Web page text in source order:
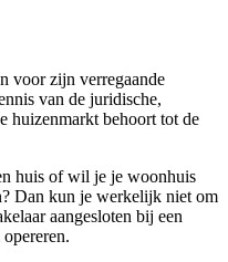
voor zijn verregaande
van de juridische,
huizenmarkt behoort tot de
huis of wil je je woonhuis
Dan kun je werkelijk niet om
aangesloten bij een